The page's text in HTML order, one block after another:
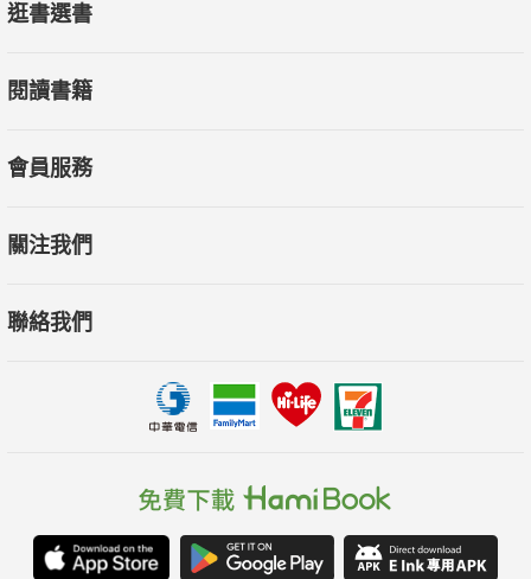
逛書選書
閱讀書籍
會員服務
關注我們
聯絡我們